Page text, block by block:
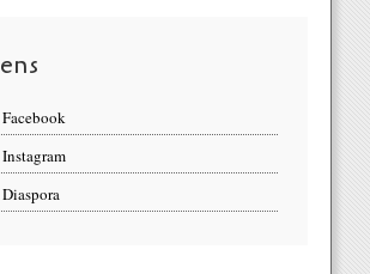
Facebook
Instagram
Diaspora